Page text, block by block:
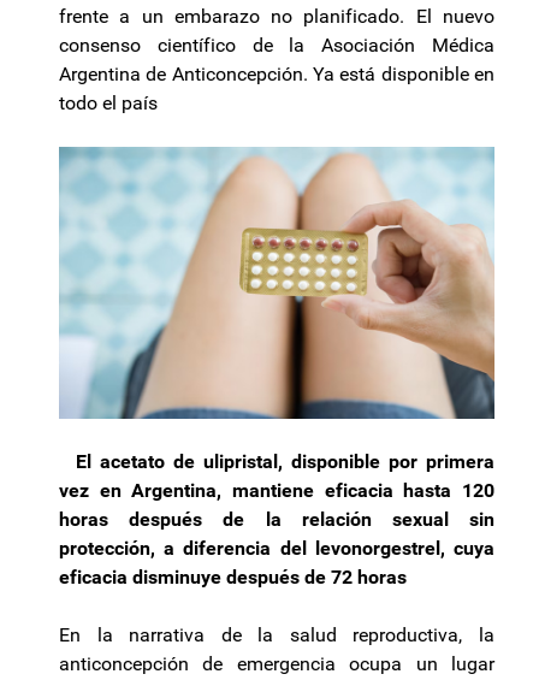
frente a un embarazo no planificado. El nuevo
consenso científico de la Asociación Médica
Argentina de Anticoncepción. Ya está disponible en
todo el país
El acetato de ulipristal, disponible por primera
vez en Argentina, mantiene eficacia hasta 120
horas después de la relación sexual sin
protección, a diferencia del levonorgestrel, cuya
eficacia disminuye después de 72 horas
En la narrativa de la salud reproductiva, la
anticoncepción de emergencia ocupa un lugar